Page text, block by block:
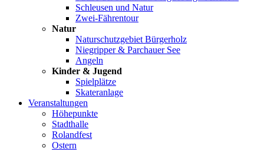
Schleusen und Natur
Zwei-Fährentour
Natur
Naturschutzgebiet Bürgerholz
Niegripper & Parchauer See
Angeln
Kinder & Jugend
Spielplätze
Skateranlage
Veranstaltungen
Höhepunkte
Stadthalle
Rolandfest
Ostern